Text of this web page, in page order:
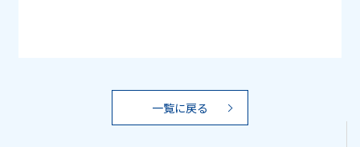
一覧に戻る